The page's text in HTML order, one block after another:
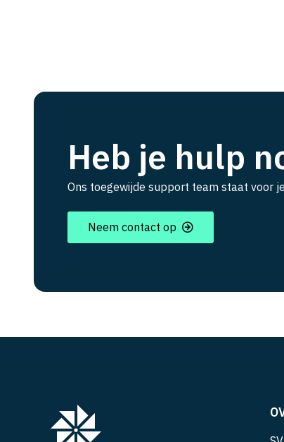
Heb je hulp
Ons toegewijde support team staat voor
Neem contact op